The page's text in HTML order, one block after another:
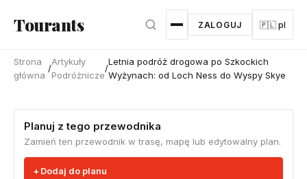
Tourants ZALOGUJ 🇵🇱 pl
Strona
główna
/
Artykuły
Podróżnicze
/
Letnia podróż drogowa po Szkockich
Wyżynach: od Loch Ness do Wyspy Skye
Planuj z tego przewodnika
Zamień ten przewodnik w trasę, mapę lub edytowalny plan.
Dodaj do planu